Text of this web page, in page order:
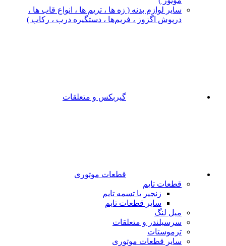
سایر لوازم بدنه ( زه ها ، تریم ها ، انواع قاب ها ،
درپوش اگزوز ، فریم‌ها ، دستگیره درب ، رکاب )
گیربکس و متعلقات
قطعات موتوری
قطعات تایم
زنجیر یا تسمه تایم
سایر قطعات تایم
میل لنگ
سرسیلندر و متعلقات
ترموستات
سایر قطعات موتوری